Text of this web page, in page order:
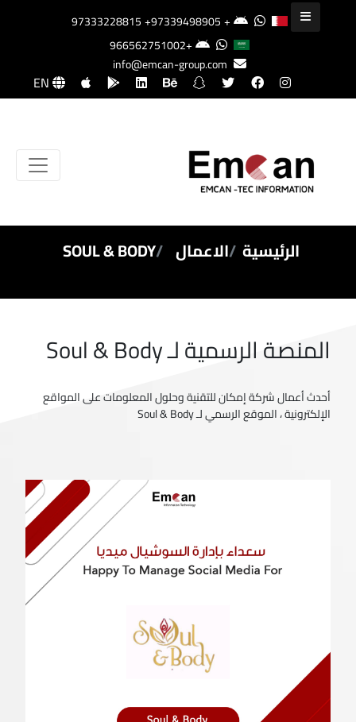
+97333228815
+97339498905
+966562751002
info@emcan-group.com
EN
الرئيسية الاعمال SOUL & BODY
المنصة الرسمية لـ Soul & Body
أحدث أعمال شركة إمكان للتقنية وحلول المعلومات على المواقع
الإلكترونية ، الموقع الرسمي لـ Soul & Body